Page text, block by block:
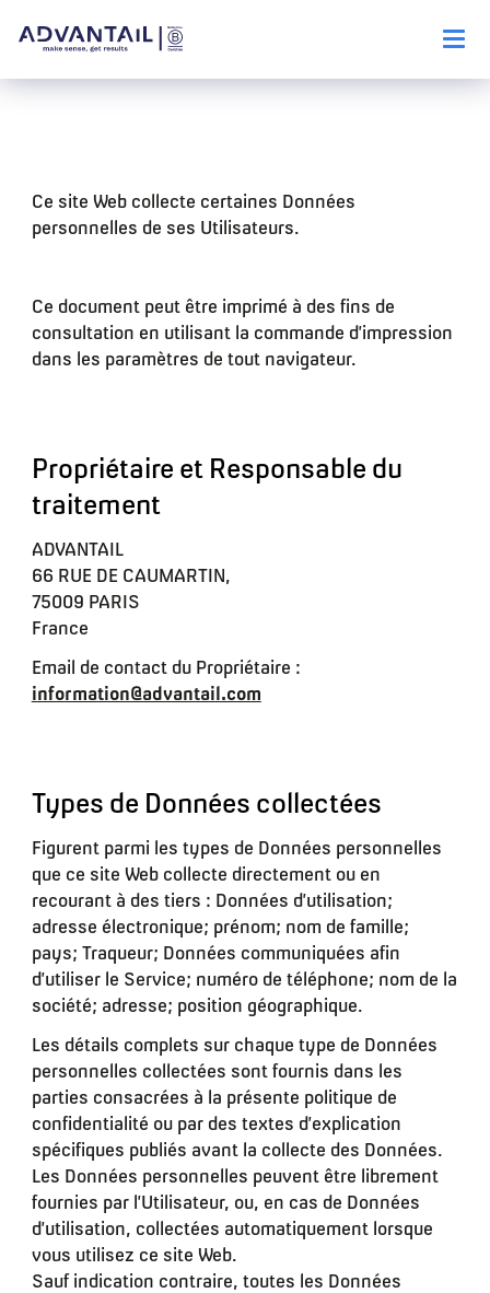
Ce site Web collecte certaines Données
personnelles de ses Utilisateurs.
Ce document peut être imprimé à des fins de
consultation en utilisant la commande d’impression
dans les paramètres de tout navigateur.
Propriétaire et Responsable du
traitement
ADVANTAIL
66 RUE DE CAUMARTIN,
75009 PARIS
France
Email de contact du Propriétaire :
information@advantail.com
Types de Données collectées
Figurent parmi les types de Données personnelles
que ce site Web collecte directement ou en
recourant à des tiers : Données d’utilisation;
adresse électronique; prénom; nom de famille;
pays; Traqueur; Données communiquées afin
d’utiliser le Service; numéro de téléphone; nom de la
société; adresse; position géographique.
Les détails complets sur chaque type de Données
personnelles collectées sont fournis dans les
parties consacrées à la présente politique de
confidentialité ou par des textes d’explication
spécifiques publiés avant la collecte des Données.
Les Données personnelles peuvent être librement
fournies par l’Utilisateur, ou, en cas de Données
d’utilisation, collectées automatiquement lorsque
vous utilisez ce site Web.
Sauf indication contraire, toutes les Données